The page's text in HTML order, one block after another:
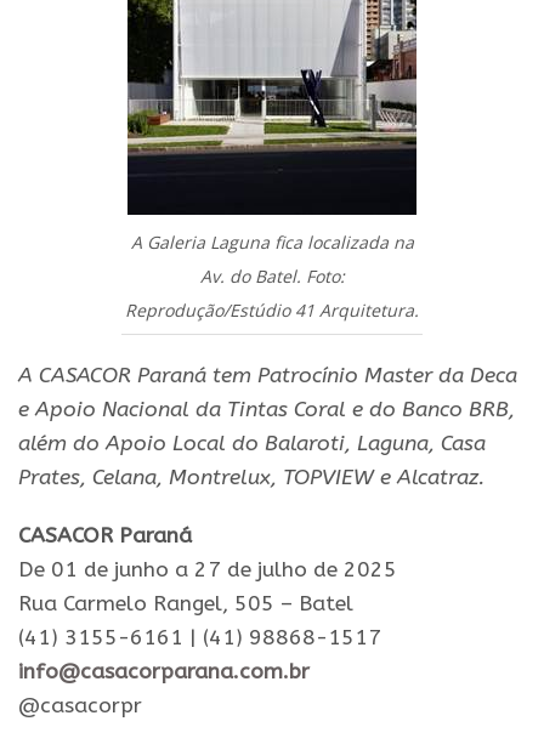
A Galeria Laguna fica localizada na
Av. do Batel. Foto:
Reprodução/Estúdio 41 Arquitetura.
A CASACOR Paraná tem Patrocínio Master da Deca
e Apoio Nacional da Tintas Coral e do Banco BRB,
além do Apoio Local do Balaroti, Laguna, Casa
Prates, Celana, Montrelux, TOPVIEW e Alcatraz.
CASACOR Paraná
De 01 de junho a 27 de julho de 2025
Rua Carmelo Rangel, 505 – Batel
(41) 3155-6161 | (41) 98868-1517
info@casacorparana.com.br
@casacorpr